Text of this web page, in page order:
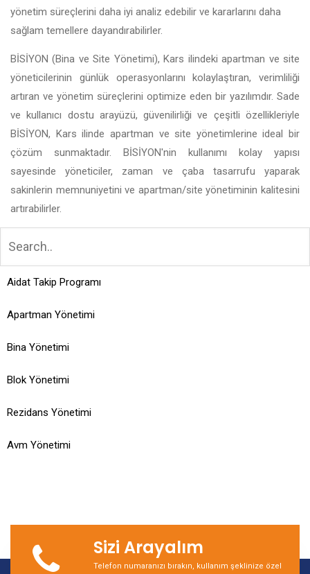
yönetim süreçlerini daha iyi analiz edebilir ve kararlarını daha
sağlam temellere dayandırabilirler.
BİSİYON (Bina ve Site Yönetimi), Kars ilindeki apartman ve site
yöneticilerinin günlük operasyonlarını kolaylaştıran, verimliliği
artıran ve yönetim süreçlerini optimize eden bir yazılımdır. Sade
ve kullanıcı dostu arayüzü, güvenilirliği ve çeşitli özellikleriyle
BİSİYON, Kars ilinde apartman ve site yönetimlerine ideal bir
çözüm sunmaktadır. BİSİYON'nin kullanımı kolay yapısı
sayesinde yöneticiler, zaman ve çaba tasarrufu yaparak
sakinlerin memnuniyetini ve apartman/site yönetiminin kalitesini
artırabilirler.
Aidat Takip Programı
Apartman Yönetimi
Bina Yönetimi
Blok Yönetimi
Rezidans Yönetimi
Avm Yönetimi
Sizi Arayalım
Telefon numaranızı bırakın, kullanım şeklinize özel